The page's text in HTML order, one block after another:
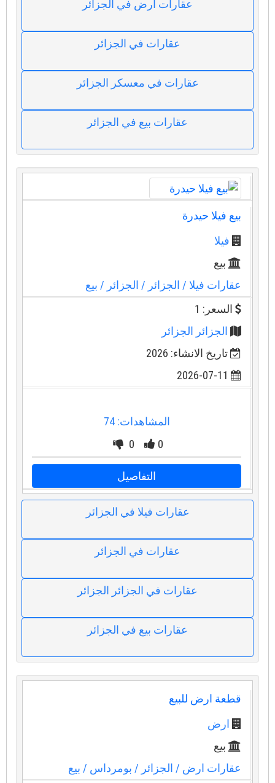
عقارات ارض في الجزائر
عقارات في الجزائر
عقارات في معسكر الجزائر
عقارات بيع في الجزائر
بيع فيلا حيدرة
فيلا
بيع
عقارات فيلا/ الجزائر / الجزائر / بيع
السعر: 1
الجزائر الجزائر
تاريخ الانشاء: 2026
2026-07-11
المشاهدات: 74
0
0
التفاصيل
عقارات فيلا في الجزائر
عقارات في الجزائر
عقارات في الجزائر الجزائر
عقارات بيع في الجزائر
قطعة ارض للبيع
ارض
بيع
عقارات ارض / الجزائر / بومرداس / بيع